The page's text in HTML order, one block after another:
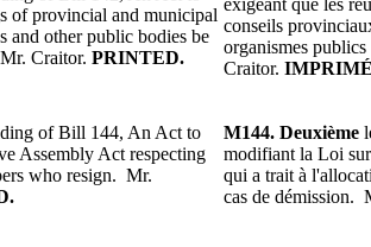
of provincial and municipal
and other public bodies be
Craitor. PRINTED.
conseils
organismes
Craitor.
of Bill 144, An Act to
Assembly Act respecting
who resign. Mr.
M144. Deuxième
modifiant la Loi
qui a trait à
cas de démission.